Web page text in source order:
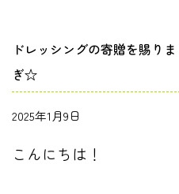
ドレッシングの寄贈を賜り
ぎ☆
2025年1月9日
こんにちは！